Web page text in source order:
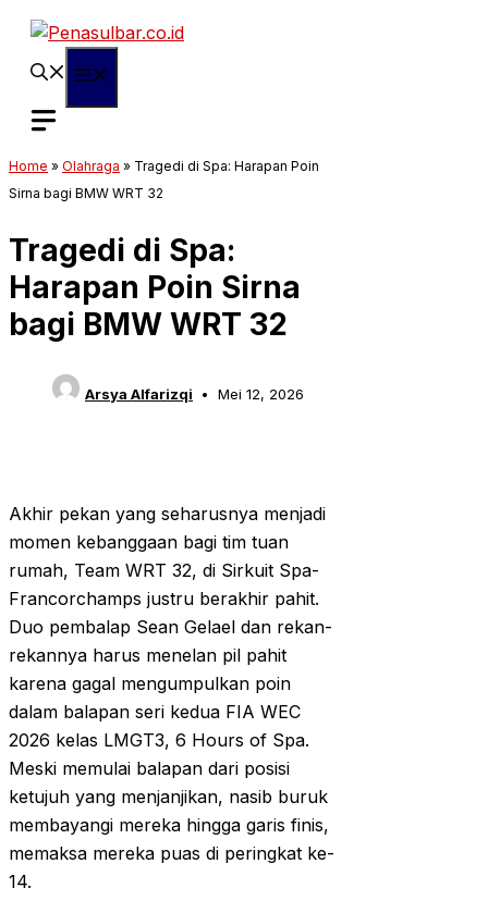
Langsung
Home » Olahraga » Tragedi di Spa: Harapan Poin
Sirna bagi BMW WRT 32
Tragedi di Spa:
Harapan Poin Sirna
bagi BMW WRT 32
Arsya Alfarizqi Mei 12, 2026
Akhir pekan yang seharusnya menjadi
momen kebanggaan bagi tim tuan
rumah, Team WRT 32, di Sirkuit Spa-
Francorchamps justru berakhir pahit.
Duo pembalap Sean Gelael dan rekan-
rekannya harus menelan pil pahit
karena gagal mengumpulkan poin
dalam balapan seri kedua FIA WEC
2026 kelas LMGT3, 6 Hours of Spa.
Meski memulai balapan dari posisi
ketujuh yang menjanjikan, nasib buruk
membayangi mereka hingga garis finis,
memaksa mereka puas di peringkat ke-
14.